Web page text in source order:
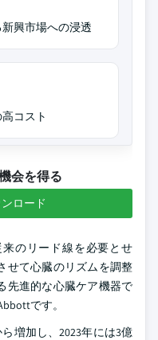
興市場への浸透
コスト
会を得る
ロード
来のリード線を必要とせ
せて心臓のリズムを調整
先進的な心臓ケア機器で
です。
増加し、2023年には3億